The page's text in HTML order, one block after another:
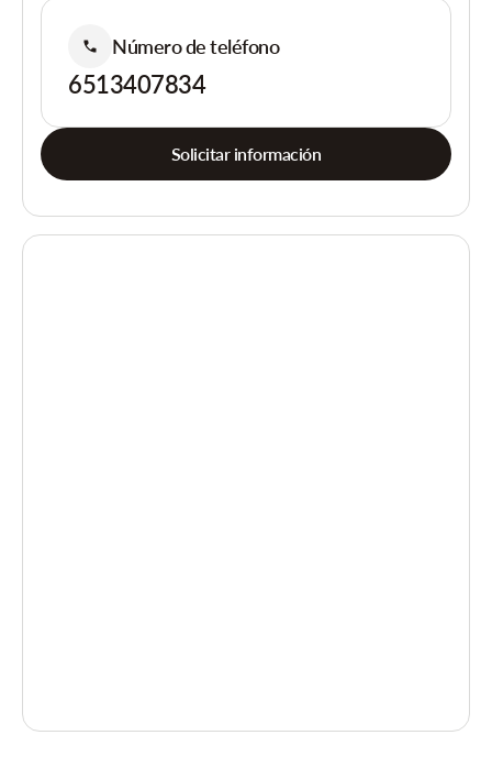
Número de teléfono
6513407834
Solicitar información